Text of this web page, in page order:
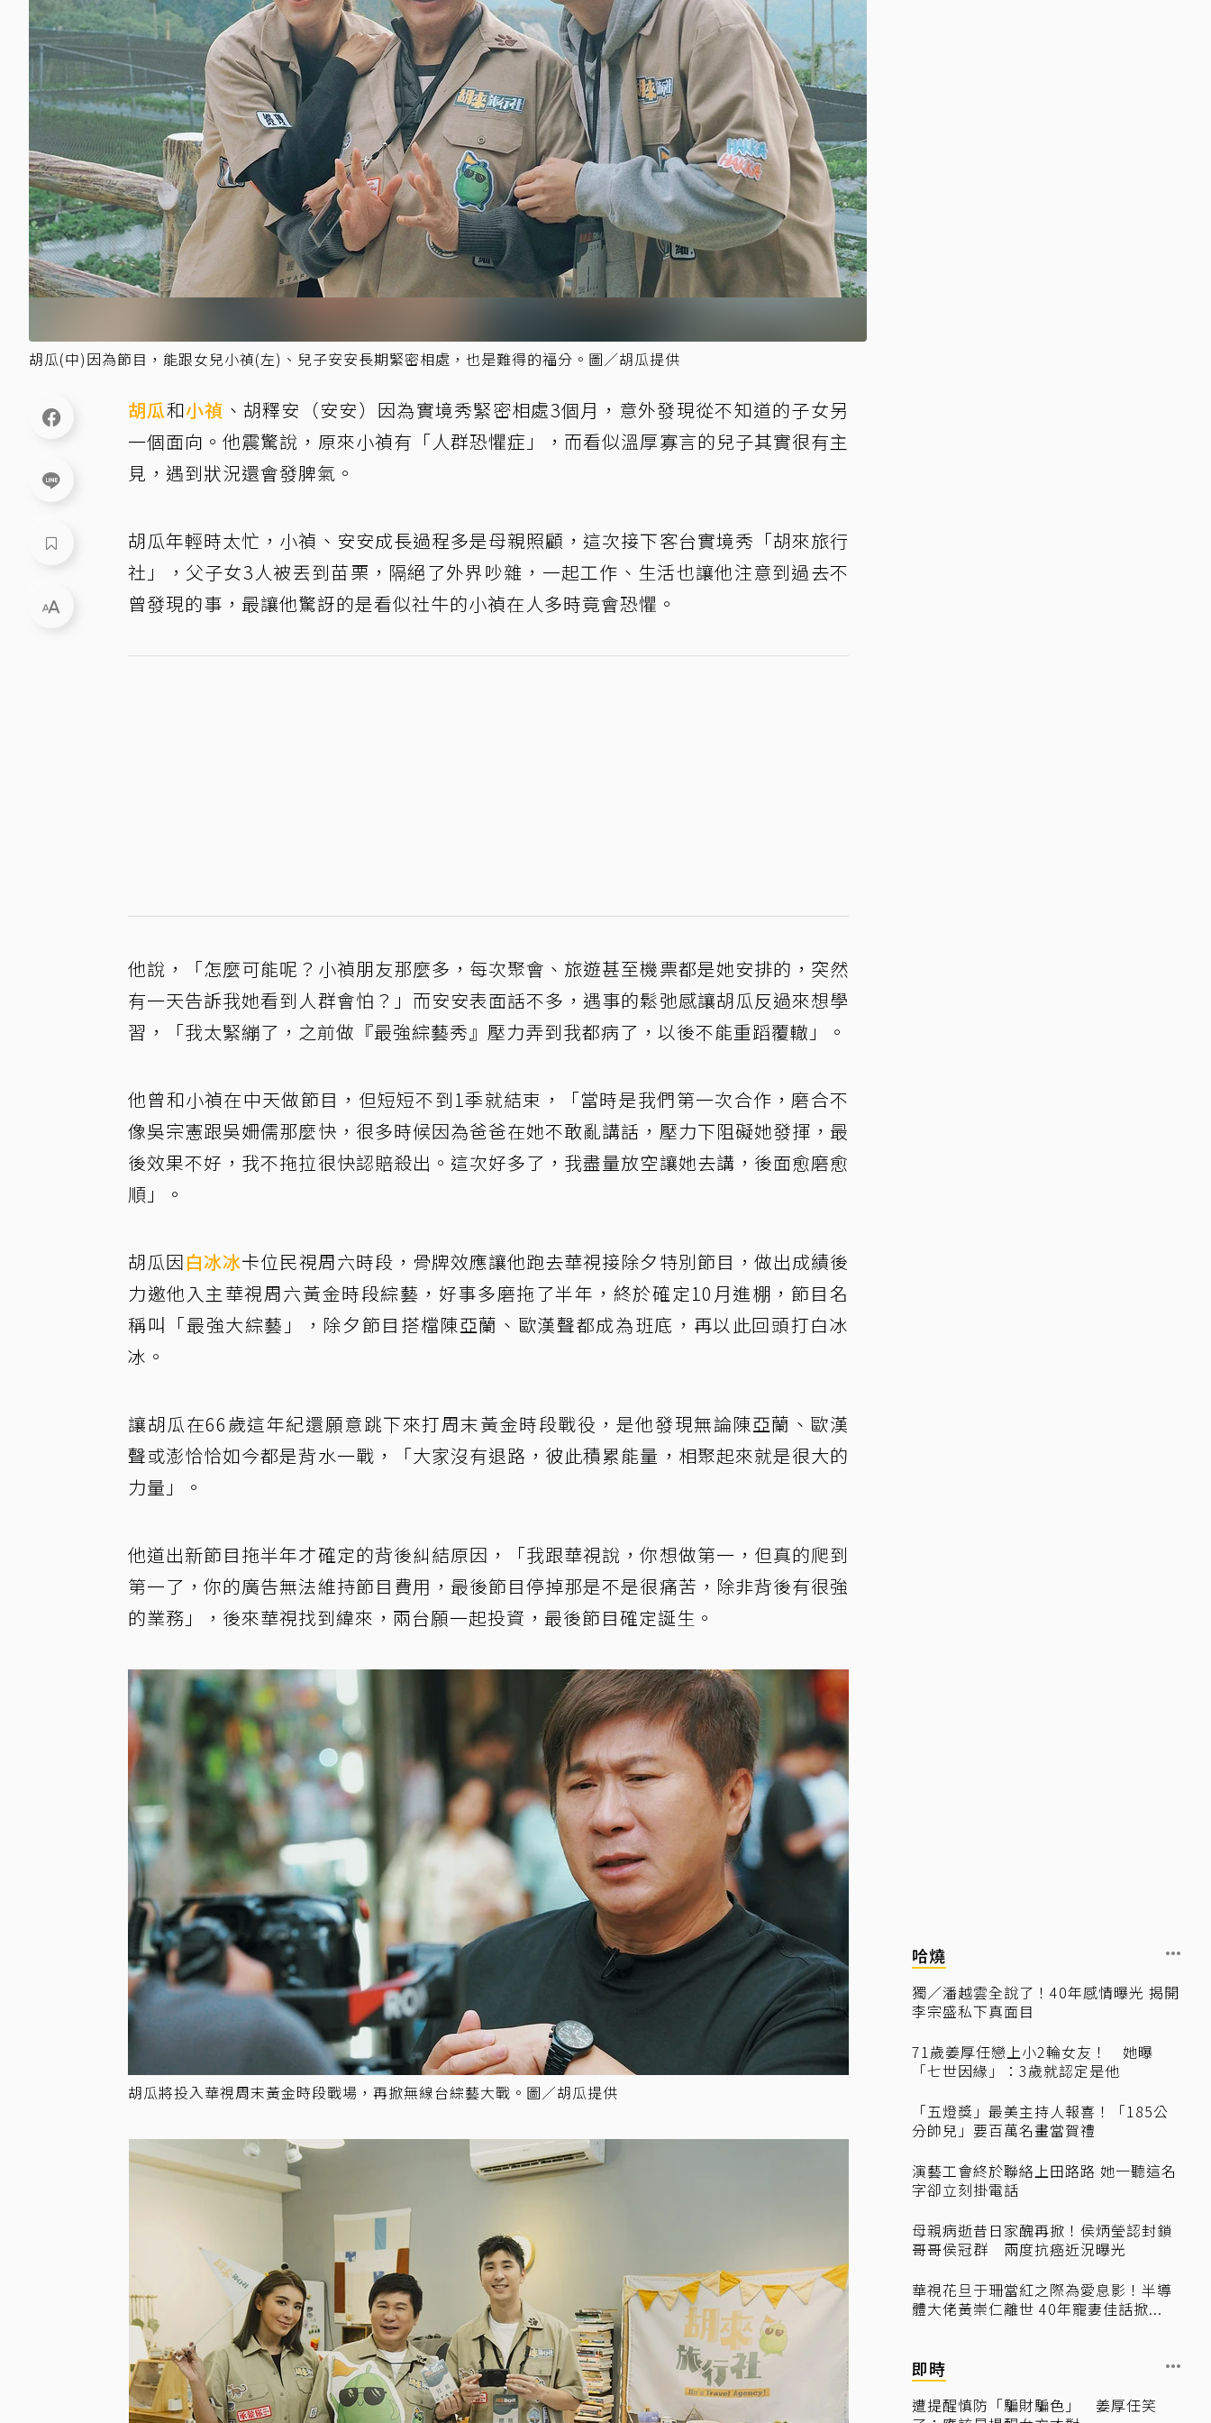
胡瓜(中)因為節目，能跟女兒小禎(左)、兒子安安長期緊密相處，也是難得的福分。圖／胡瓜提供
胡瓜和小禎 、胡釋安（安安）因為實境秀緊密相處3個月，意外發現從不知道的子女另
一個面向。他震驚說，原來小禎有「人群恐懼症」，而看似溫厚寡言的兒子其實很有主
見，遇到狀況還會發脾氣。
胡瓜年輕時太忙，小禎、安安成長過程多是母親照顧，這次接下客台實境秀「胡來旅行
社」，父子女3人被丟到苗栗，隔絕了外界吵雜，一起工作、生活也讓他注意到過去不
曾發現的事，最讓他驚訝的是看似社牛的小禎在人多時竟會恐懼。
他說，「怎麼可能呢？小禎朋友那麼多，每次聚會、旅遊甚至機票都是她安排的，突然
有一天告訴我她看到人群會怕？」而安安表面話不多，遇事的鬆弛感讓胡瓜反過來想學
習，「我太緊繃了，之前做『最強綜藝秀』壓力弄到我都病了，以後不能重蹈覆轍」。
他曾和小禎在中天做節目，但短短不到1季就結束，「當時是我們第一次合作，磨合不
像吳宗憲跟吳姍儒那麼快，很多時候因為爸爸在她不敢亂講話，壓力下阻礙她發揮，最
後效果不好，我不拖拉很快認賠殺出。這次好多了，我盡量放空讓她去講，後面愈磨愈
順」。
胡瓜因白冰冰卡位民視周六時段，骨牌效應讓他跑去華視接除夕特別節目，做出成績後
力邀他入主華視周六黃金時段綜藝，好事多磨拖了半年，終於確定10月進棚，節目名
稱叫「最強大綜藝」，除夕節目搭檔陳亞蘭、歐漢聲都成為班底，再以此回頭打白冰
冰。
讓胡瓜在66歲這年紀還願意跳下來打周末黃金時段戰役，是他發現無論陳亞蘭、歐漢
聲或澎恰恰如今都是背水一戰，「大家沒有退路，彼此積累能量，相聚起來就是很大的
力量」。
他道出新節目拖半年才確定的背後糾結原因，「我跟華視說，你想做第一，但真的爬到
第一了，你的廣告無法維持節目費用，最後節目停掉那是不是很痛苦，除非背後有很強
的業務」，後來華視找到緯來，兩台願一起投資，最後節目確定誕生。
胡瓜將投入華視周末黃金時段戰場，再掀無線台綜藝大戰。圖／胡瓜提供
哈燒
獨／潘越雲全說了！40年感情曝光 揭開
李宗盛私下真面目
71歲姜厚任戀上小2輪女友！ 她曝
「七世因緣」：3歲就認定是他
「五燈獎」最美主持人報喜！「185公
分帥兒」要百萬名畫當賀禮
演藝工會終於聯絡上田路路 她一聽這名
字卻立刻掛電話
母親病逝昔日家醜再掀！侯炳瑩認封鎖
哥哥侯冠群 兩度抗癌近況曝光
華視花旦于珊當紅之際為愛息影！半導
體大佬黃崇仁離世 40年寵妻佳話掀...
即時
遭提醒慎防「騙財騙色」 姜厚任笑